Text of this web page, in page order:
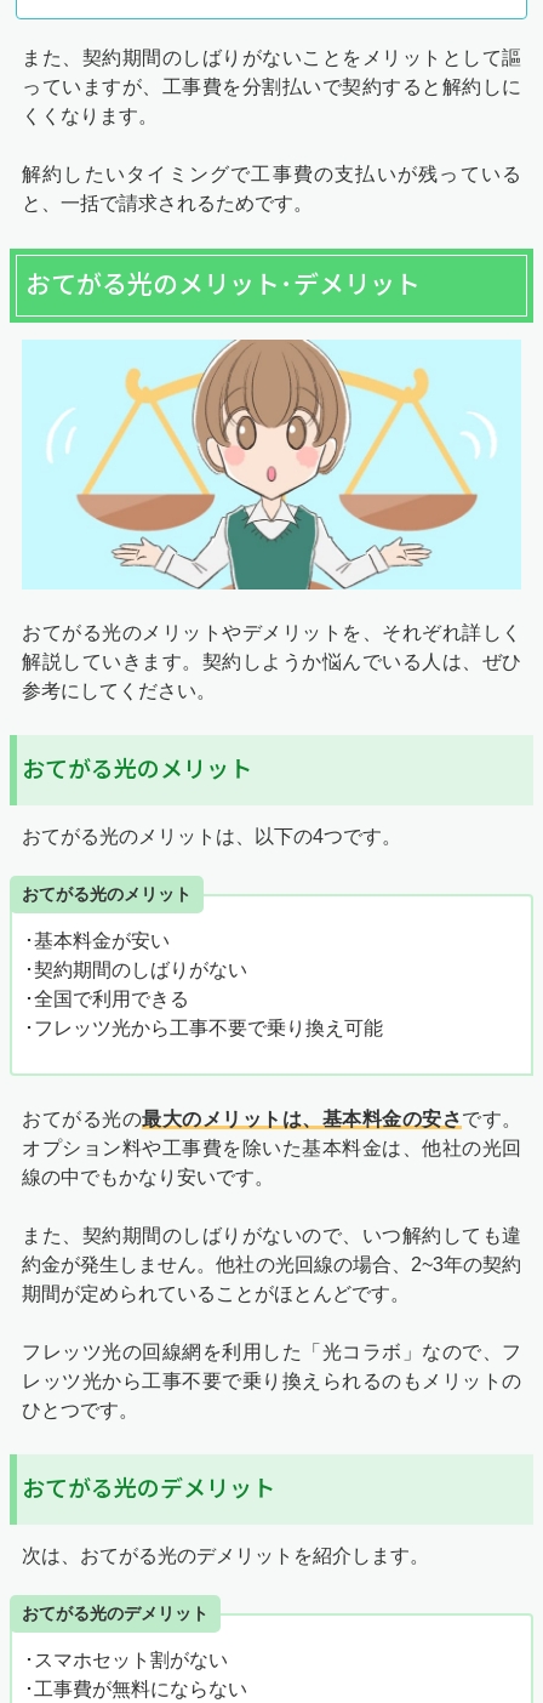
また、契約期間のしばりがないことをメリットとして謳
っていますが、工事費を分割払いで契約すると解約しに
くくなります。
解約したいタイミングで工事費の支払いが残っている
と、一括で請求されるためです。
おてがる光のメリット･デメリット
おてがる光のメリットやデメリットを、それぞれ詳しく
解説していきます。契約しようか悩んでいる人は、ぜひ
参考にしてください。
おてがる光のメリット
おてがる光のメリットは、以下の4つです。
おてがる光のメリット
･基本料金が安い
･契約期間のしばりがない
･全国で利用できる
･フレッツ光から工事不要で乗り換え可能
おてがる光の最大のメリットは、基本料金の安さです。
オプション料や工事費を除いた基本料金は、他社の光回
線の中でもかなり安いです。
また、契約期間のしばりがないので、いつ解約しても違
約金が発生しません。他社の光回線の場合、2~3年の契約
期間が定められていることがほとんどです。
フレッツ光の回線網を利用した「光コラボ」なので、フ
レッツ光から工事不要で乗り換えられるのもメリットの
ひとつです。
おてがる光のデメリット
次は、おてがる光のデメリットを紹介します。
おてがる光のデメリット
･スマホセット割がない
･工事費が無料にならない